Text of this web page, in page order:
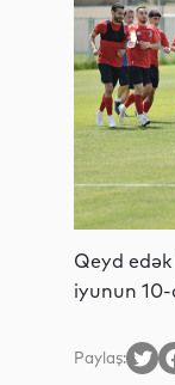
Qeyd
iyunun 10-
Paylaş: